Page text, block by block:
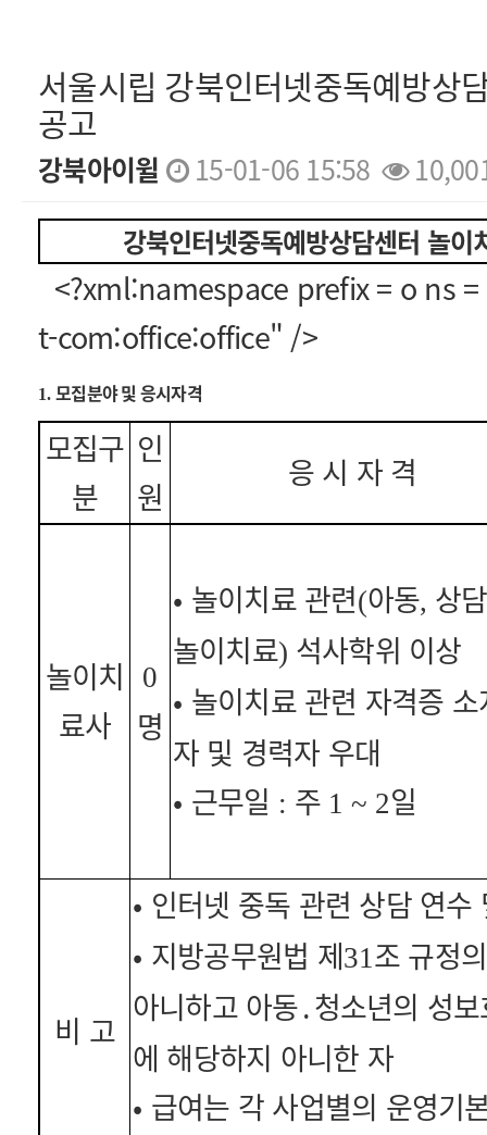
서울시립 강북인터넷중독예방상
공고
강북아이윌 15-01-06 15:58
본문 강북인터넷중독예방상담센터 놀이
<?xml:namespace prefix = o ns
t-com:office:office" />
1. 모집분야 및 응시자격
모집구
분
인
원
응 시 자 격
놀이치
료사
0
명
• 놀이치료 관련(아동, 상담
놀이치료) 석사학위 이상
• 놀이치료 관련 자격증 소
자 및 경력자 우대
• 근무일 : 주 1 ~ 2일
비 고
• 인터넷 중독 관련 상담 연
• 지방공무원법 제31조 규정
아니하고 아동․청소년의 성
에 해당하지 아니한 자
• 급여는 각 사업별의 운영기